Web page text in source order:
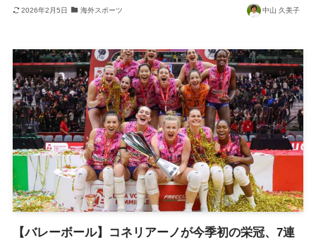
2026年2月5日 海外スポーツ 中山 久美子
【バレーボール】コネリアーノが今季初の栄冠、7連